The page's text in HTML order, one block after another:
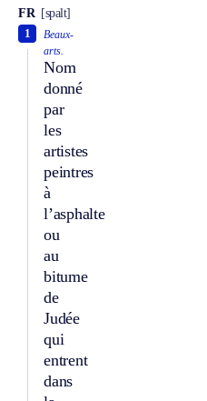
FR [spalt]
Beaux-
arts.
Nom
donné
par
les
artistes
peintres
à
l’asphalte
ou
au
bitume
de
Judée
qui
entrent
dans
1